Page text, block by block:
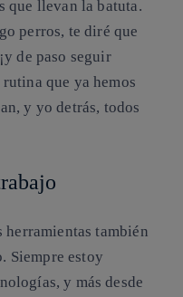
que llevan la batuta.
perros, te diré que
de paso seguir
que ya hemos
y yo detrás, todos
también
Siempre estoy
y más desde